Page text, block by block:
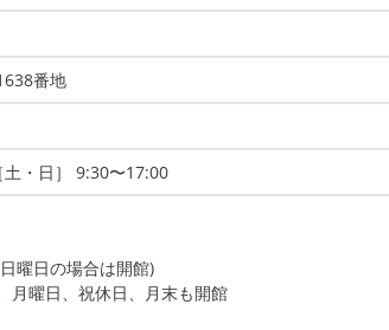
番地
・日］ 9:30〜17:00
曜日の場合は開館)
月曜日、祝休日、月末も開館